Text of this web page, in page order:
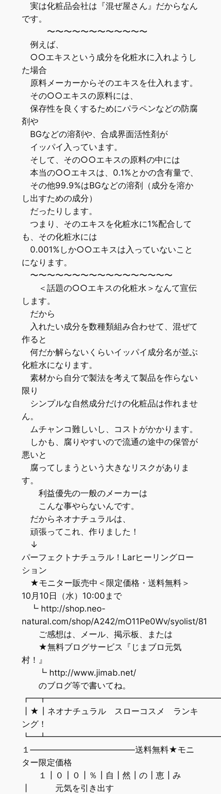
実は化粧品会社は『混ぜ屋さん』だからなん
です。
〜〜〜〜〜〜〜〜〜〜〜〜
例えば、
○○エキスという成分を化粧水に入れようし
た場合
原料メーカーからそのエキスを仕入れます。
その○○エキスの原料には、
保存性を良くするためにパラペンなどの防腐
剤や
BGなどの溶剤や、合成界面活性剤が
イッパイ入っています。
そして、その○○エキスの原料の中には
本当の○○エキスは、0.1%とかの含有量で、
その他99.9%はBGなどの溶剤（成分を溶か
し出すための成分）
だったりします。
つまり、そのエキスを化粧水に1%配合して
も、その化粧水には
0.001%しか○○エキスは入っていないこと
になります。
〜〜〜〜〜〜〜〜〜〜〜〜〜〜〜〜〜
＜話題の○○エキスの化粧水＞なんて宣伝
します。
だから
入れたい成分を数種類組み合わせて、混ぜて
作ると
何だか解らないくらいイッパイ成分名が並ぶ
化粧水になります。
素材から自分で製法を考えて製品を作らない
限り
シンプルな自然成分だけの化粧品は作れませ
ん。
ムチャンコ難しいし、コストがかかります。
しかも、腐りやすいので流通の途中の保管が
悪いと
腐ってしまうという大きなリスクがありま
す。
利益優先の一般のメーカーは
こんな事やらないんです。
だからネオナチュラルは、
頑張ってこれ、作りました！
↓
パーフェクトナチュラル！Larヒーリングロー
ション
★モニター販売中＜限定価格・送料無料＞
10月10日（水）10:00まで
┗ http://shop.neo-
natural.com/shop/A242/mO11Pe0Wv/syolist/81
ご感想は、メール、掲示板、または
★無料ブログサービス『じまブロ元気
村！』
┗ http://www.jimab.net/
のブログ等で書いてね。
┃★┃ネオナチュラル スローコスメ ランキ
ング！
１————————————–送料無料★モニ
ター限定価格
１┃０┃０┃％┃自┃然┃の┃恵┃み
┃ 元気を引き出す